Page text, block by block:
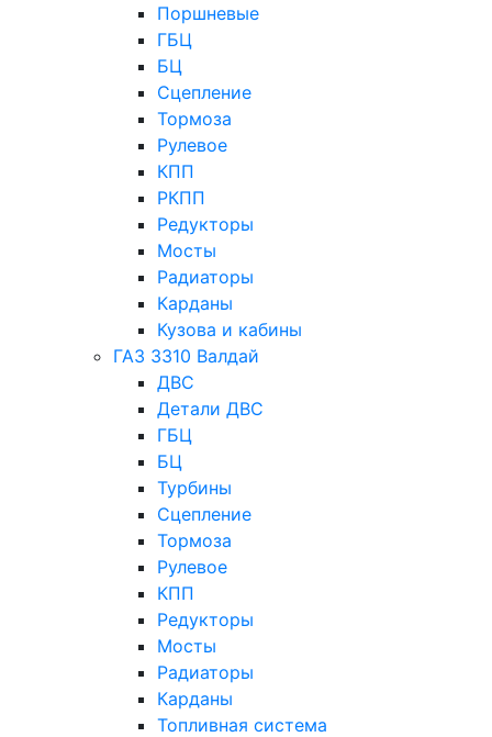
Поршневые
ГБЦ
БЦ
Сцепление
Тормоза
Рулевое
КПП
РКПП
Редукторы
Мосты
Радиаторы
Карданы
Кузова и кабины
ГАЗ 3310 Валдай
ДВС
Детали ДВС
ГБЦ
БЦ
Турбины
Сцепление
Тормоза
Рулевое
КПП
Редукторы
Мосты
Радиаторы
Карданы
Топливная система